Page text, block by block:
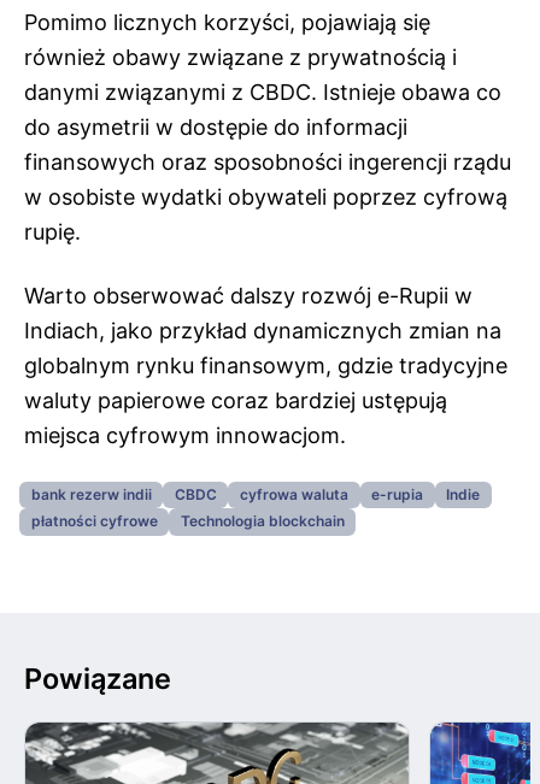
Pomimo licznych korzyści, pojawiają się
również obawy związane z prywatnością i
danymi związanymi z CBDC. Istnieje obawa co
do asymetrii w dostępie do informacji
finansowych oraz sposobności ingerencji rządu
w osobiste wydatki obywateli poprzez cyfrową
rupię.
Warto obserwować dalszy rozwój e-Rupii w
Indiach, jako przykład dynamicznych zmian na
globalnym rynku finansowym, gdzie tradycyjne
waluty papierowe coraz bardziej ustępują
miejsca cyfrowym innowacjom.
bank rezerw indii CBDC cyfrowa waluta e-rupia
Indie
płatności cyfrowe
Technologia blockchain
Powiązane